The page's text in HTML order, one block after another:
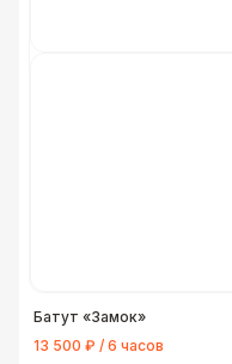
Батут «Замок»
13 500 ₽ / 6 часов